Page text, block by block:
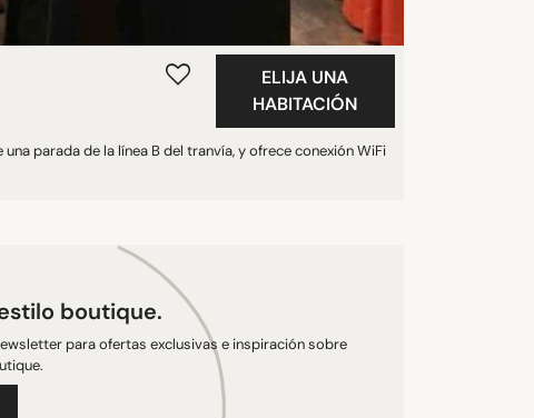
ELIJA UNA
HABITACIÓN
parada de la línea B del tranvía, y ofrece conexión WiFi
boutique.
para ofertas exclusivas e inspiración sobre